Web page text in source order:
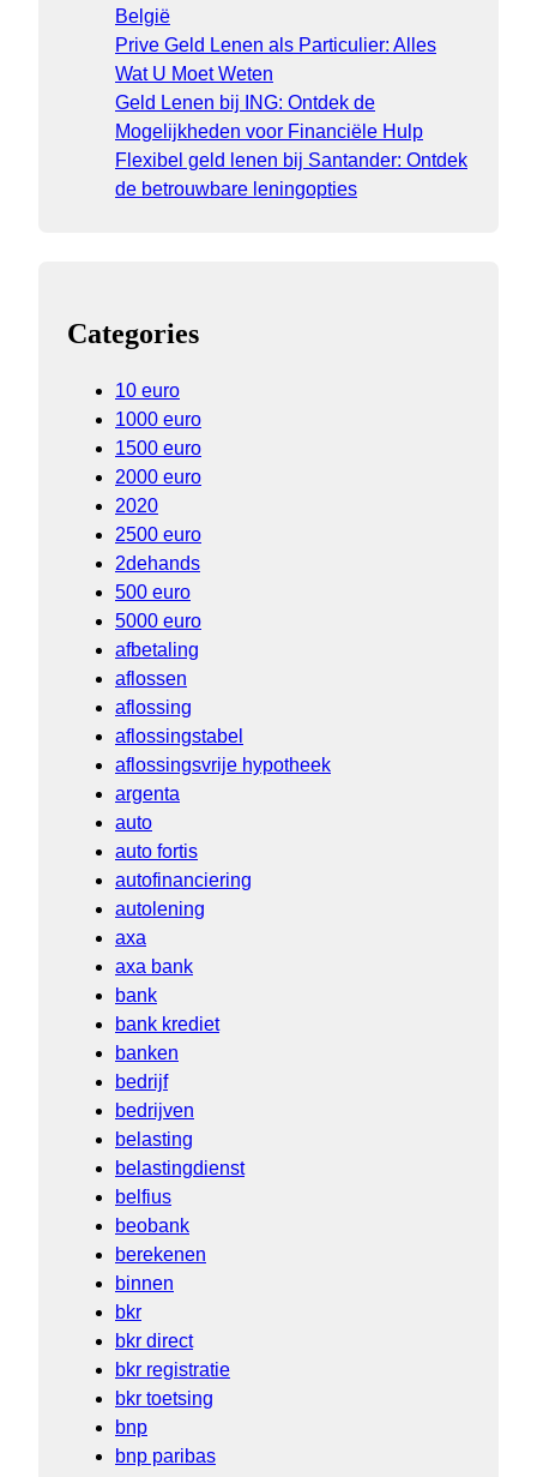
België
Prive Geld Lenen als Particulier: Alles
Wat U Moet Weten
Geld Lenen bij ING: Ontdek de
Mogelijkheden voor Financiële Hulp
Flexibel geld lenen bij Santander: Ontdek
de betrouwbare leningopties
Categories
10 euro
1000 euro
1500 euro
2000 euro
2020
2500 euro
2dehands
500 euro
5000 euro
afbetaling
aflossen
aflossing
aflossingstabel
aflossingsvrije hypotheek
argenta
auto
auto fortis
autofinanciering
autolening
axa
axa bank
bank
bank krediet
banken
bedrijf
bedrijven
belasting
belastingdienst
belfius
beobank
berekenen
binnen
bkr
bkr direct
bkr registratie
bkr toetsing
bnp
bnp paribas